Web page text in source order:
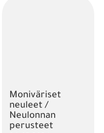
Moniväriset
neuleet /
Neulonnan
perusteet